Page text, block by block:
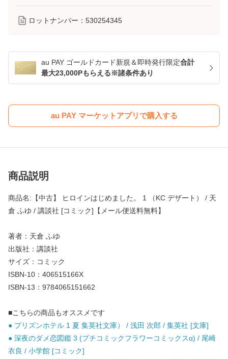
ロットナンバー： 530254345
au PAY ゴールドカード新規＆即時発行限定合計
最大23,000Pもらえる※諸条件あり
au PAY マーケットアプリで購入する
商品説明
商品名:【中古】 ヒロインはじめました。 1 （KC デザート） / 天
倉 ふゆ / 講談社 [コミック]【メール便送料無料】
著者：天倉 ふゆ
出版社：講談社
サイズ：コミック
ISBN-10：406515166X
ISBN-13：9784065151662
■こちらの商品もオススメです
● プリズンホテル 1 夏 集英社文庫） / 浅田 次郎 / 集英社 [文庫]
● 深夜のダメ恋図鑑 3 (プチコミックフラワーコミックスα) / 尾崎
衣良 / 小学館 [コミック]